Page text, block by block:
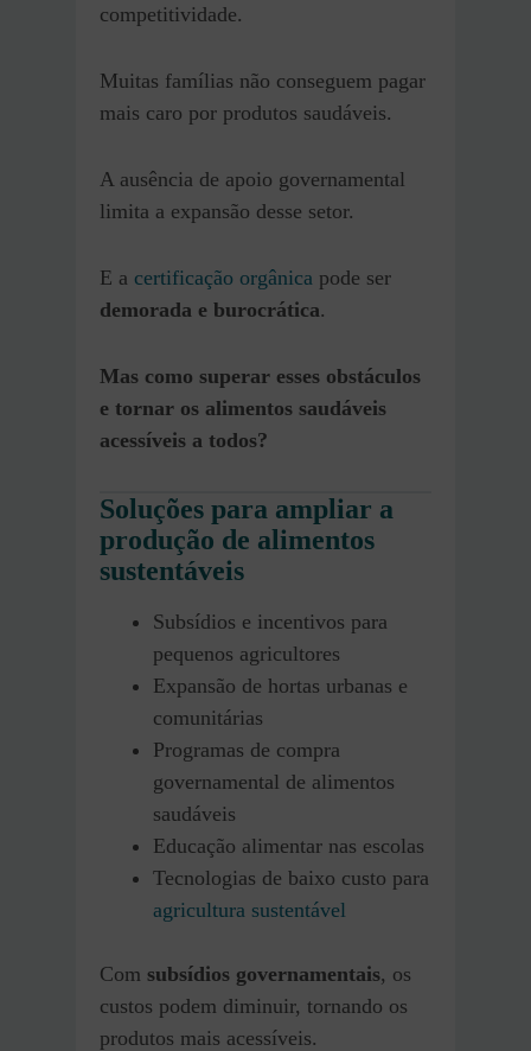
competitividade.
Muitas famílias não conseguem pagar
mais caro por produtos saudáveis.
A ausência de apoio governamental
limita a expansão desse setor.
E a certificação orgânica pode ser
demorada e burocrática.
Mas como superar esses obstáculos
e tornar os alimentos saudáveis
acessíveis a todos?
Soluções para ampliar a
produção de alimentos
sustentáveis
Subsídios e incentivos para
pequenos agricultores
Expansão de hortas urbanas e
comunitárias
Programas de compra
governamental de alimentos
saudáveis
Educação alimentar nas escolas
Tecnologias de baixo custo para
agricultura sustentável
Com subsídios governamentais, os
custos podem diminuir, tornando os
produtos mais acessíveis.